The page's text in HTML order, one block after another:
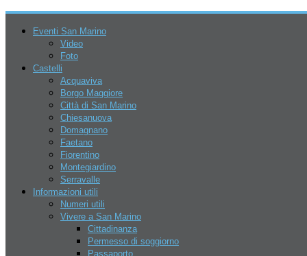
Eventi San Marino
Video
Foto
Castelli
Acquaviva
Borgo Maggiore
Città di San Marino
Chiesanuova
Domagnano
Faetano
Fiorentino
Montegiardino
Serravalle
Informazioni utili
Numeri utili
Vivere a San Marino
Cittadinanza
Permesso di soggiorno
Passaporto
7 Agosto 2026